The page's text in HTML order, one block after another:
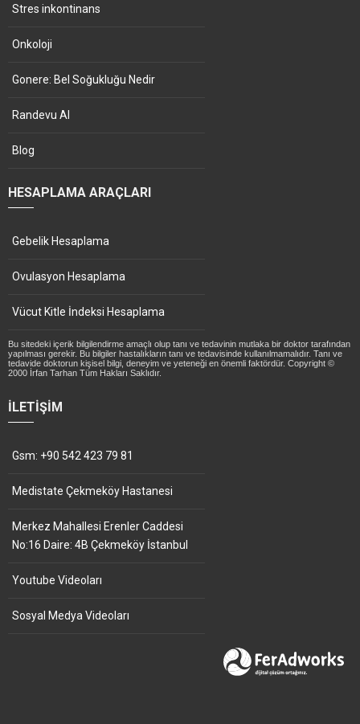
Stres inkontinans
Onkoloji
Gonere: Bel Soğukluğu Nedir
Randevu Al
Blog
HESAPLAMA ARAÇLARI
Gebelik Hesaplama
Ovulasyon Hesaplama
Vücut Kitle İndeksi Hesaplama
Bu sitedeki içerik bilgilendirme amaçlı olup tanı ve tedavinin mutlaka bir doktor tarafından
yapılması gerekir. Bu bilgiler hastalıkların tanı ve tedavisinde kullanılmamalıdır. Tanı ve
tedavide doktorun kişisel bilgi, deneyim ve yeteneği en önemli faktördür. Copyright ©
2000 İrfan Tarhan Tüm Hakları Saklıdır.
İLETIŞIM
Gsm: +90 542 423 79 81
Medistate Çekmeköy Hastanesi
Merkez Mahallesi Erenler Caddesi
No:16 Daire: 4B Çekmeköy İstanbul
Youtube Videoları
Sosyal Medya Videoları